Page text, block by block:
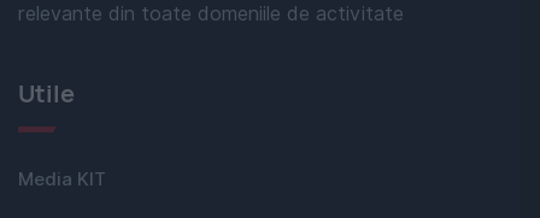
relevante din toate domeniile de activitate
Utile
Media KIT